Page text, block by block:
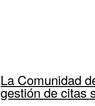
La Comunidad
gestión de citas